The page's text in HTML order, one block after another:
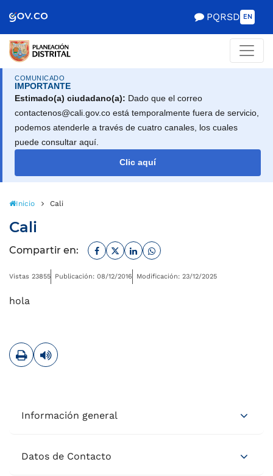
de Gobierno
PQRSD EN
COMUNICADO
IMPORTANTE
Estimado(a) ciudadano(a): Dado que el correo
contactenos@cali.gov.co está temporalmente fuera de servicio,
podemos atenderle a través de cuatro canales, los cuales
puede consultar aquí.
Clic aquí
Inicio Cali
Cali
Compartir en: Facebook
TwitterLinkedinWhatsapp
Vistas 23855 Publicación: 08/12/2016 Modificación: 23/12/2025
hola
ImprimirLeer contenido
Información general
Datos de Contacto